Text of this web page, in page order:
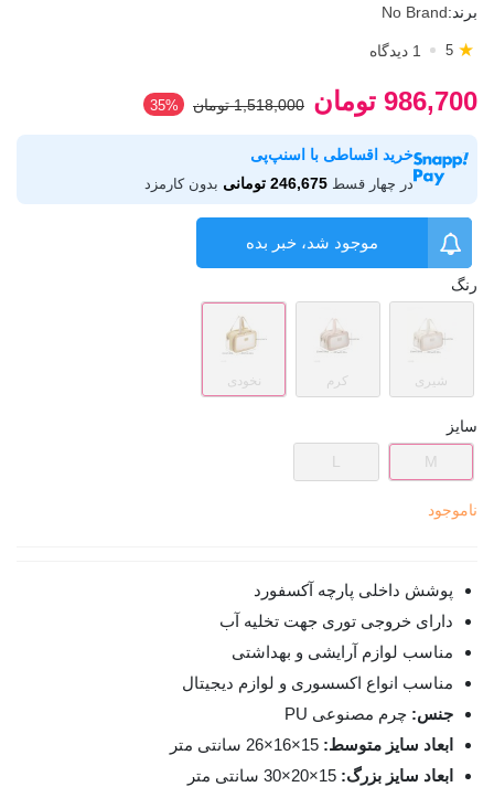
برند:No Brand
5 ★ 1 دیدگاه
986,700 تومان 1,518,000 تومان ‎35%
خرید اقساطی با اسنپ‌پی
در چهار قسط 246,675 تومانی بدون کارمزد
موجود شد، خبر بده
رنگ
شیری کرم نخودی
سایز
M
L
ناموجود
پوشش داخلی پارچه آکسفورد
دارای خروجی توری جهت تخلیه آب
مناسب لوازم آرایشی و بهداشتی
مناسب انواع اکسسوری و لوازم دیجیتال
جنس: چرم مصنوعی PU
ابعاد سایز متوسط: 15
×16
×26 سانتی متر
ابعاد سایز بزرگ: 15
×20 ×30 سانتی متر